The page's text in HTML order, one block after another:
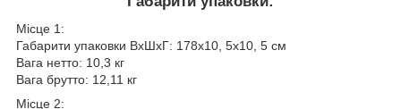
Місце 1:
Габарити упаковки ВхШхГ: 178х10, 5х10, 5 см
Вага нетто: 10,3 кг
Вага брутто: 12,11 кг
Місце 2: